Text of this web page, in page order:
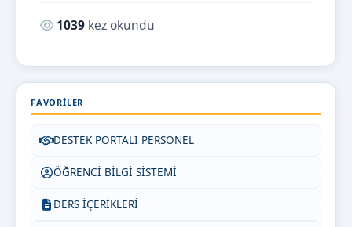
Okunma sayısı:
1039 kez okundu
FAVORILER
DESTEK PORTALI PERSONEL
ÖĞRENCİ BİLGİ SİSTEMİ
DERS İÇERİKLERİ